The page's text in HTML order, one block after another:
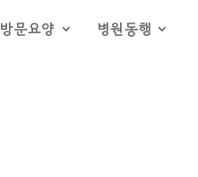
방문요양 병원동행